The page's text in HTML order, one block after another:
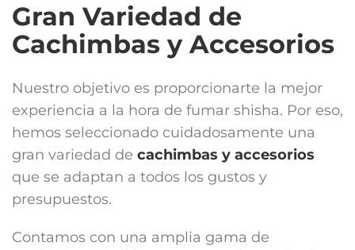
Gran Variedad de
Cachimbas y Accesorios
Nuestro objetivo es proporcionarte la mejor
experiencia a la hora de fumar shisha. Por eso,
hemos seleccionado cuidadosamente una
gran variedad de cachimbas y accesorios
que se adaptan a todos los gustos y
presupuestos.
Contamos con una amplia gama de